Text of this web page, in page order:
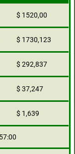
$ 1520,00
$ 1730,123
$ 292,837
$ 37,247
$ 1,639